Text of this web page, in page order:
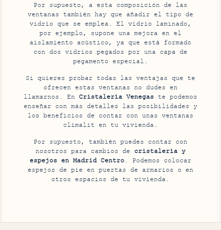
Por supuesto, a esta composición de las
ventanas también hay que añadir el tipo de
vidrio que se emplea. El vidrio laminado,
por ejemplo, supone una mejora en el
aislamiento acústico, ya que está formado
con dos vidrios pegados por una capa de
pegamento especial.
Si quieres probar todas las ventajas que te
ofrecen estas ventanas no dudes en
llamarnos. En Cristalería Venegas te podemos
enseñar con más detalles las posibilidades y
los beneficios de contar con unas ventanas
climalit en tu vivienda.
Por supuesto, también puedes contar con
nosotros para cambios de cristalería y
espejos en Madrid Centro. Podemos colocar
espejos de pie en puertas de armarios o en
otros espacios de tu vivienda.